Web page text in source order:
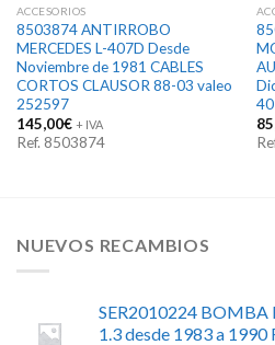
ACCESORIOS
8503874 ANTIRROBO
MERCEDES L-407D Desde
Noviembre de 1981 CABLES
CORTOS CLAUSOR 88-03 valeo
252597
145,00€ + IVA
Ref. 8503874
40
NUEVOS RECAMBIOS
SER2010224 BOMBA
1.3 desde 1983 a